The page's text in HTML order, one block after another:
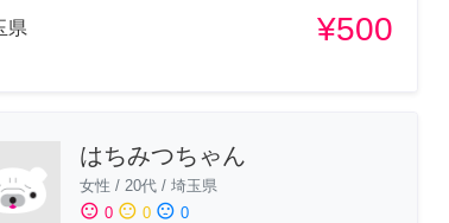
県 ¥500
はちみつちゃん
女性 / 20代 / 埼玉県
sentiment_satisfied 0 sentiment_neutral 0 sentiment_dissatisfied 0